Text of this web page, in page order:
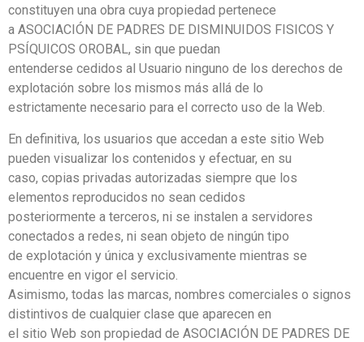
constituyen una obra cuya propiedad pertenece
a ASOCIACIÓN DE PADRES DE DISMINUIDOS FISICOS Y
PSÍQUICOS OROBAL, sin que puedan
entenderse cedidos al Usuario ninguno de los derechos de
explotación sobre los mismos más allá de lo
estrictamente necesario para el correcto uso de la Web.
En definitiva, los usuarios que accedan a este sitio Web
pueden visualizar los contenidos y efectuar, en su
caso, copias privadas autorizadas siempre que los
elementos reproducidos no sean cedidos
posteriormente a terceros, ni se instalen a servidores
conectados a redes, ni sean objeto de ningún tipo
de explotación y única y exclusivamente mientras se
encuentre en vigor el servicio.
Asimismo, todas las marcas, nombres comerciales o signos
distintivos de cualquier clase que aparecen en
el sitio Web son propiedad de ASOCIACIÓN DE PADRES DE